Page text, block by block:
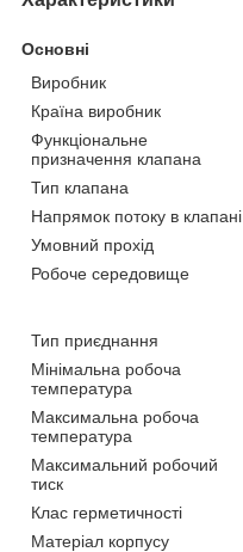
Основні
Виробник
Країна виробник
Функціональне
призначення клапана
Тип клапана
Напрямок потоку в клапані
Умовний прохід
Робоче середовище
Тип приєднання
Мінімальна робоча
температура
Максимальна робоча
температура
Максимальний робочий
тиск
Клас герметичності
Матеріал корпусу